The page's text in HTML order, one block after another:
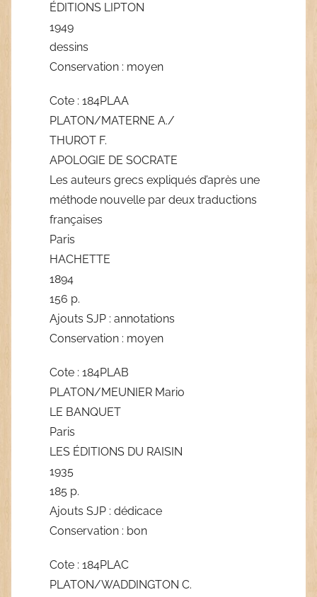
ÉDITIONS LIPTON
1949
dessins
Conservation : moyen
Cote : 184PLAA
PLATON/MATERNE A./
THUROT F.
APOLOGIE DE SOCRATE
Les auteurs grecs expliqués d’après une
méthode nouvelle par deux traductions
françaises
Paris
HACHETTE
1894
156 p.
Ajouts SJP : annotations
Conservation : moyen
Cote : 184PLAB
PLATON/MEUNIER Mario
LE BANQUET
Paris
LES ÉDITIONS DU RAISIN
1935
185 p.
Ajouts SJP : dédicace
Conservation : bon
Cote : 184PLAC
PLATON/WADDINGTON C.